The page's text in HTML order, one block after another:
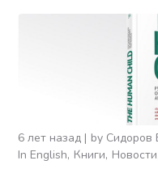
6 лет назад by Сидоров
In English Книги Новости